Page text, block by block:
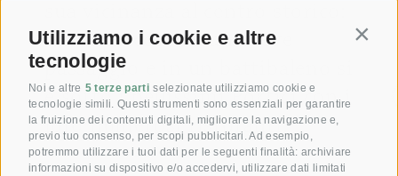
Utilizziamo i cookie e altre
tecnologie
Noi e altre 5 terze parti selezionate utilizziamo cookie e
tecnologie simili. Questi strumenti sono essenziali per garantire
la fruizione dei contenuti digitali, migliorare la navigazione e,
previo tuo consenso, per scopi pubblicitari. Ad esempio,
potremmo utilizzare i tuoi dati per le seguenti finalità: archiviare
informazioni su dispositivo e/o accedervi, utilizzare dati limitati
basta percorrere un breve
passaggio e in un battibaleno si
è sotto i bellissimi Portici con i
loro numerosi ristoranti.
[ ... ]